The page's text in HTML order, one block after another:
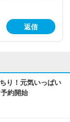
返信
り！元気いっぱい
約開始